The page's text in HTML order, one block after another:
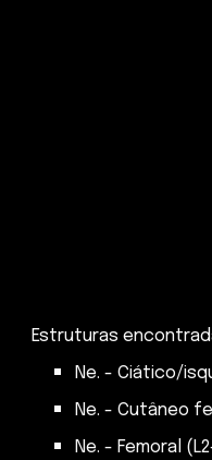
Estruturas
Ne. - Ciático/
Ne. - Cutâneo
Ne. - Femoral